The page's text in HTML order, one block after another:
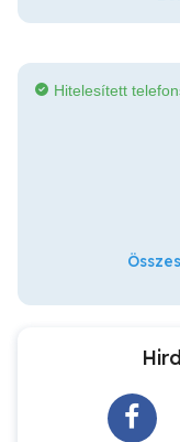
Hitelesített